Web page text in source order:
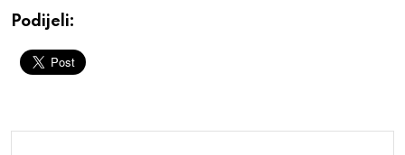
Podijeli: